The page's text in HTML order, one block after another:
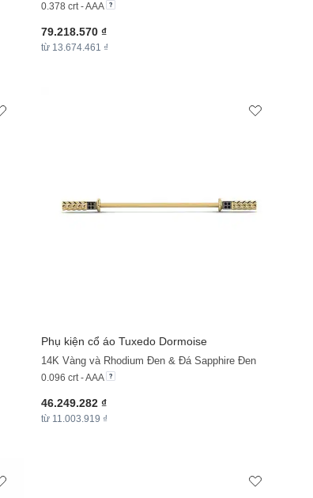
0.378 crt - AAA
79.218.570 ₫
từ 13.674.461 ₫
Phụ kiện cổ áo Tuxedo Dormoise
14K Vàng và Rhodium Đen & Đá Sapphire Đen
0.096 crt - AAA
46.249.282 ₫
từ 11.003.919 ₫